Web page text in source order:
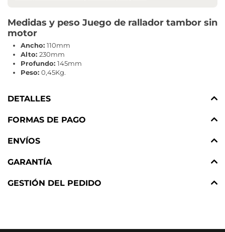
Medidas y peso Juego de rallador tambor sin
motor
Ancho: 110mm
Alto: 230mm
Profundo: 145mm
Peso: 0,45Kg.
DETALLES
FORMAS DE PAGO
ENVÍOS
GARANTÍA
GESTIÓN DEL PEDIDO